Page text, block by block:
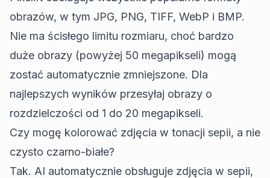
obrazów, w tym JPG, PNG, TIFF, WebP i BMP.
Nie ma ścisłego limitu rozmiaru, choć bardzo
duże obrazy (powyżej 50 megapikseli) mogą
zostać automatycznie zmniejszone. Dla
najlepszych wyników przesyłaj obrazy o
rozdzielczości od 1 do 20 megapikseli.
Czy mogę kolorować zdjęcia w tonacji sepii, a nie
czysto czarno-białe?
Tak. AI automatycznie obsługuje zdjęcia w sepii,